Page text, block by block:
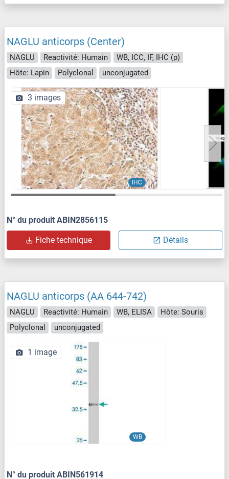
NAGLU anticorps (Center)
NAGLU Reactivité: Humain
WB, ICC, IF, IHC (p)
Hôte: Lapin
Polyclonal unconjugated
IHC
3 images
N° du produit ABIN2856115
Fiche technique Détails
NAGLU anticorps (AA 644-742)
NAGLU Reactivité: Humain WB, ELISA
Hôte: Souris
Polyclonal
unconjugated
WB
1 image
N° du produit ABIN561914